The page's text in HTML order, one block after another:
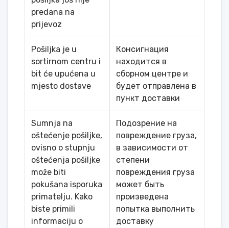
predana na
prijevoz
Pošiljka je u
sortirnom centru i
bit će upućena u
mjesto dostave
Консигнация
находится в
сборном центре и
будет отправлена ​​в
пункт доставки
Sumnja na
oštećenje pošiljke,
ovisno o stupnju
oštećenja pošiljke
može biti
pokušana isporuka
primatelju. Kako
biste primili
informaciju o
Подозрение на
повреждение груза,
в зависимости от
степени
повреждения груза
может быть
произведена
попытка выполнить
доставку